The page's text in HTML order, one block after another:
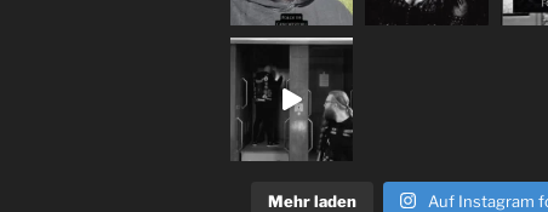
Mehr laden Auf Instagram